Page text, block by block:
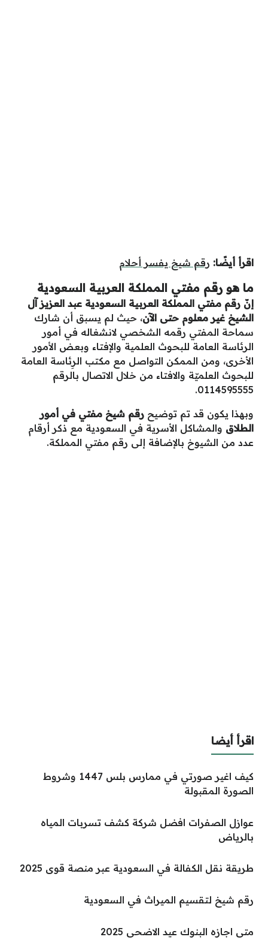
اقرأ أيضًا: رقم شيخ يفسر أحلام
ما هو رقم مفتي المملكة العربية السعودية
إنّ رقم مفتي المملكة العربية السعودية عبد العزيز آل
الشيخ غير معلوم حتى الآن، حيث لم يسبق أن شارك
سماحة المفتي رقمه الشخصي لانشغاله في أمور
الرئاسة العامة للبحوث العلمية والإفتاء وبعض الأمور
الأخرى، ومن الممكن التواصل مع مكتب الرِئاسة العامة
للبحوث العلميّة والافتاء من خلال الاتصال بالرقم
0114595555.
وبهذا يكون قد تم توضيح رقم شيخ مفتي في أمور
الطلاق والمشاكل الأسرية في السعودية مع ذكر أرقام
عدد من الشيوخ بالإضافة إلى رقم مفتي المملكة.
اقرأ أيضا
كيف اغير صورتي في ممارس بلس 1447 وشروط
الصورة المقبولة
عوازل الصفرات افضل شركة كشف تسربات المياه
بالرياض
طريقة نقل الكفالة في السعودية عبر منصة قوى 2025
رقم شيخ لتقسيم الميراث في السعودية
متى اجازه البنوك عيد الاضحى 2025